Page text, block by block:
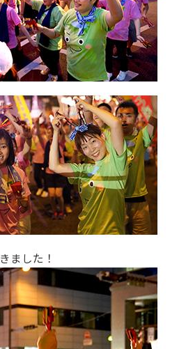
総合質管理部（TQM）
看護支援部
ました！